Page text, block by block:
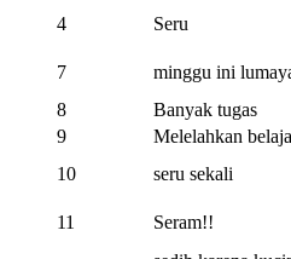
4
Seru
7
minggu ini
8
Banyak tugas
9
Melelahkan
10
seru sekali
11
Seram!!